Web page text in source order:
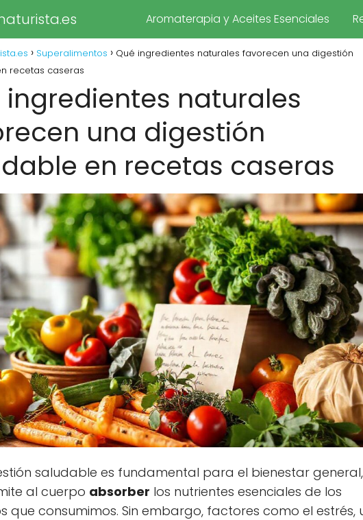
Aromaterapia y Aceites Esenciales
Superalimentos
Qué ingredientes naturales favorecen una digestión
recetas caseras
ingredientes naturales
una digestión
en recetas caseras
saludable es fundamental para el bienestar
al cuerpo absorber los nutrientes esenciales de los
que consumimos. Sin embargo, factores como el estrés,